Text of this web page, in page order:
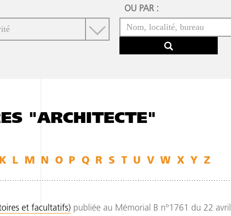
OU PAR :
"ARCHITECTE"
K L M N O P Q R S T U V W X Y Z
et facultatifs) publiée au Mémorial B nº1761 du 22 avril